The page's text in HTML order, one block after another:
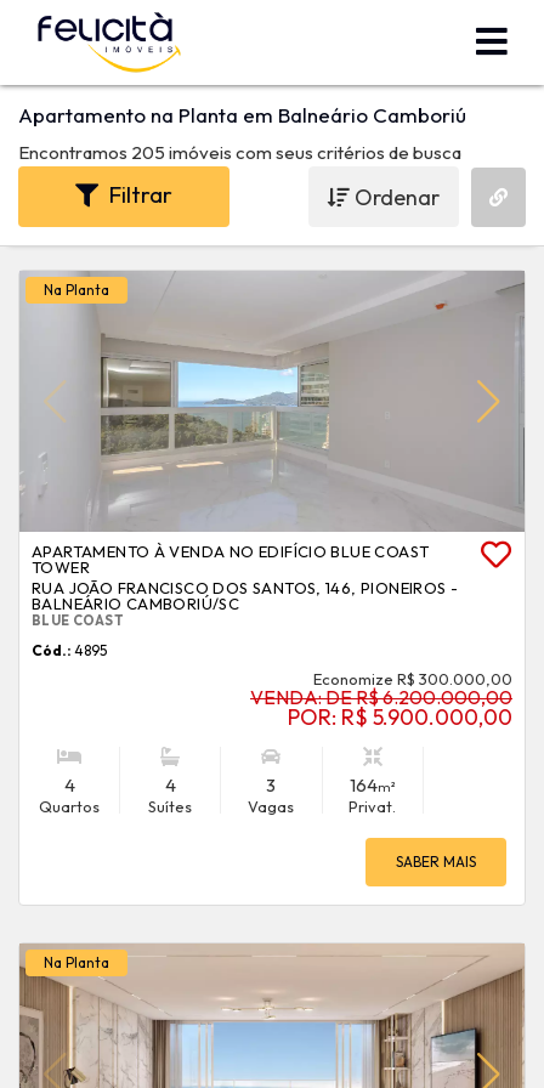
Apartamento na Planta em Balneário Camboriú
Encontramos 205 imóveis com seus critérios de busca
Filtrar Ordenar
Na Planta
APARTAMENTO À VENDA NO EDIFÍCIO BLUE COAST
TOWER
RUA JOÃO FRANCISCO DOS SANTOS, 146, PIONEIROS -
BALNEÁRIO CAMBORIÚ/SC
BLUE COAST
Cód.: 4895
Economize R$ 300.000,00
VENDA: DE R$ 6.200.000,00
POR: R$ 5.900.000,00
4
Quartos
4
Suítes
3
Vagas
164m²
Privat.
SABER MAIS
Na Planta